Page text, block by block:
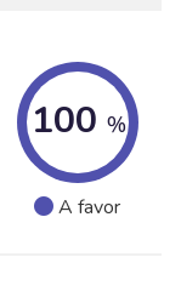
100 %
A favor